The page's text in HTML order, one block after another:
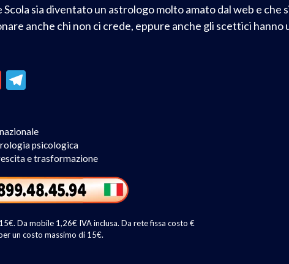
sia diventato un astrologo molto amato dal web e che
anche chi non ci crede, eppure anche gli scettici
G
l
gr
a
m
psicologica
e trasformazione
Da mobile 1,26€ IVA inclusa. Da rete fissa costo €
un costo massimo di 15€.